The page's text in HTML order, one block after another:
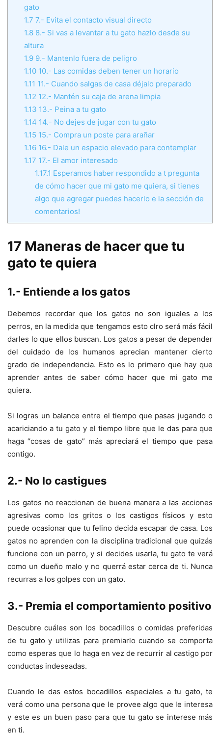
gato
1.7 7.- Evita el contacto visual directo
1.88.- Si vas a levantar a tu gato hazlo desde su
altura
1.99.- Mantenlo fuera de peligro
1.1010.- Las comidas deben tener un horario
1.11 11.- Cuando salgas de casa déjalo preparado
1.12 12.- Mantén su caja de arena limpia
1.13 13.- Peina a tu gato
1.14 14.- No dejes de jugar con tu gato
1.15 15.- Compra un poste para arañar
1.1616.- Dale un espacio elevado para contemplar
1.17 17.- El amor interesado
1.17.1 Esperamos haber respondido a t pregunta
de cómo hacer que mi gato me quiera, si tienes
algo que agregar puedes hacerlo e la sección de
comentarios!
17 Maneras de hacer que tu
gato te quiera
1.- Entiende a los gatos
Debemos recordar que los gatos no son iguales a los
perros, en la medida que tengamos esto clro será más fácil
darles lo que ellos buscan. Los gatos a pesar de depender
del cuidado de los humanos aprecian mantener cierto
grado de independencia. Esto es lo primero que hay que
aprender antes de saber cómo hacer que mi gato me
quiera.
Si logras un balance entre el tiempo que pasas jugando o
acariciando a tu gato y el tiempo libre que le das para que
haga “cosas de gato” más apreciará el tiempo que pasa
contigo.
2.- No lo castigues
Los gatos no reaccionan de buena manera a las acciones
agresivas como los gritos o los castigos físicos y esto
puede ocasionar que tu felino decida escapar de casa. Los
gatos no aprenden con la disciplina tradicional que quizás
funcione con un perro, y si decides usarla, tu gato te verá
como un dueño malo y no querrá estar cerca de ti. Nunca
recurras a los golpes con un gato.
3.- Premia el comportamiento positivo
Descubre cuáles son los bocadillos o comidas preferidas
de tu gato y utilizas para premiarlo cuando se comporta
como esperas que lo haga en vez de recurrir al castigo por
conductas indeseadas.
Cuando le das estos bocadillos especiales a tu gato, te
verá como una persona que le provee algo que le interesa
y este es un buen paso para que tu gato se interese más
en ti.